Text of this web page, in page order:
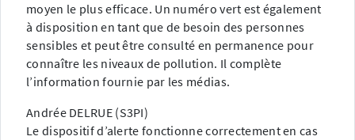
moyen le plus efficace. Un numéro vert est également
à disposition en tant que de besoin des personnes
sensibles et peut être consulté en permanence pour
connaître les niveaux de pollution. Il complète
l’information fournie par les médias.
Andrée DELRUE (S3PI)
Le dispositif d’alerte fonctionne correctement en cas